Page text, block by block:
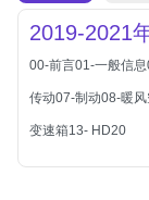
2019-2021
00-前言01-一般信
传动07-制动08-暖
变速箱13- HD20